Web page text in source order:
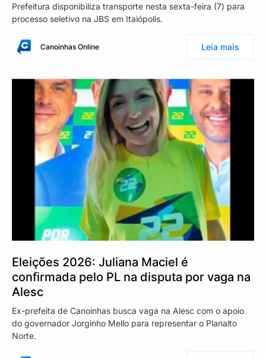
Prefeitura disponibiliza transporte nesta sexta-feira (7) para
processo seletivo na JBS em Itaiópolis.
Canoinhas Online Leia mais
Eleições 2026: Juliana Maciel é
confirmada pelo PL na disputa por vaga na
Alesc
Ex-prefeita de Canoinhas busca vaga na Alesc com o apoio
do governador Jorginho Mello para representar o Planalto
Norte.